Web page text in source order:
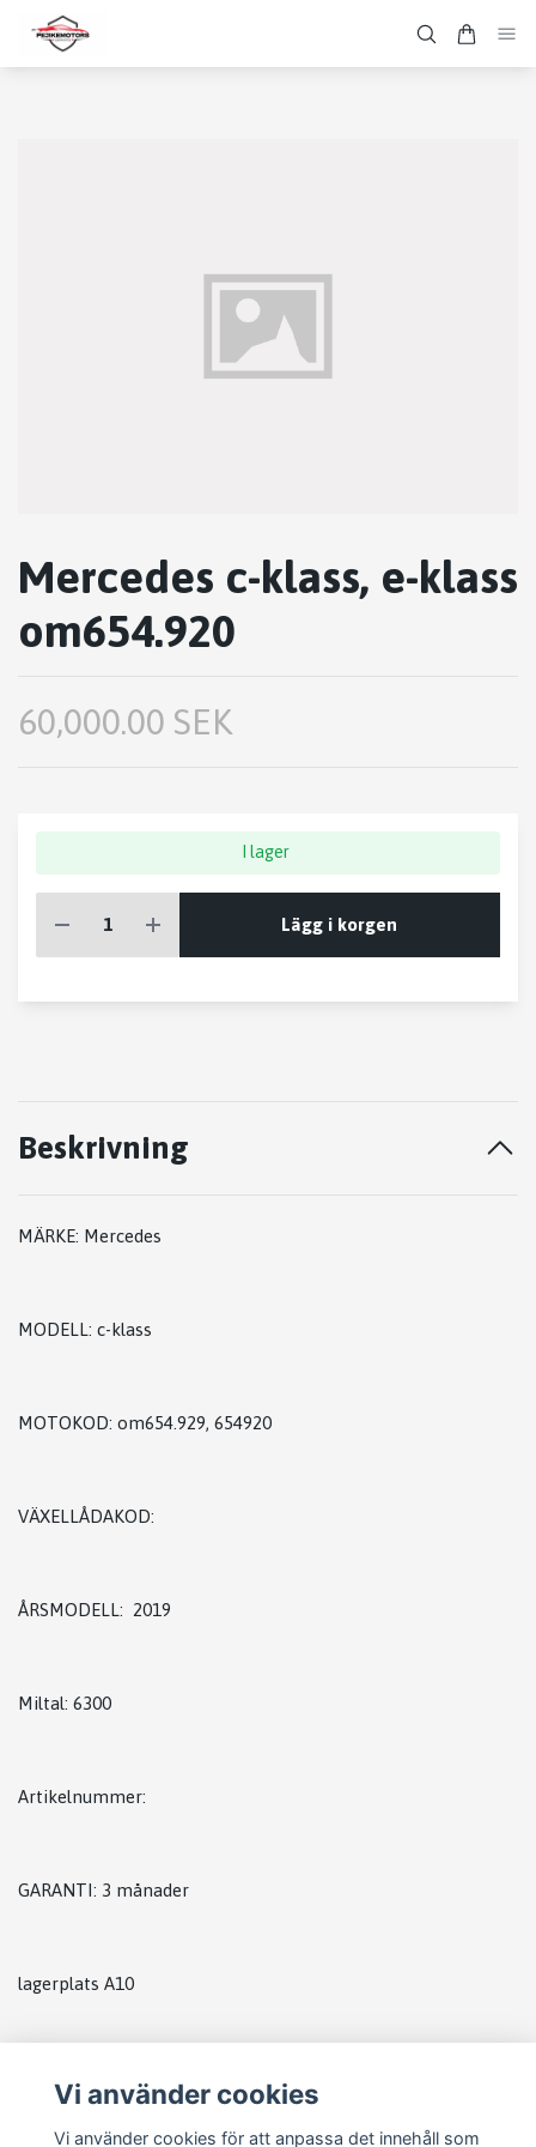
Mercedes c-klass, e-klass
om654.920
60,000.00 SEK
I lager
Lägg i korgen
Beskrivning
MÄRKE: Mercedes
MODELL: c-klass
MOTOKOD: om654.929, 654920
VÄXELLÅDAKOD:
ÅRSMODELL: 2019
Miltal: 6300
Artikelnummer:
GARANTI: 3 månader
lagerplats A10
Vi använder cookies
Vi använder cookies för att anpassa det innehåll som